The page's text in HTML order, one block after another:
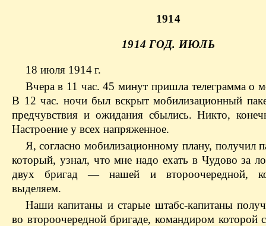
1914
1914 ГОД. ИЮЛЬ
18 июля 1914 г.
Вчера в 11 час. 45 минут пришла телеграмма о
В 12 час. ночи был вскрыт мобилизационный
предчувствия и ожидания сбылись. Никто,
Настроение у всех напряженное.
Я, согласно мобилизационному плану, получил
который, узнал, что мне надо ехать в Чудово за
двух бригад — нашей и второочередной,
выделяем.
Наши капитаны и старые штабс-капитаны
во второ­очередной бригаде, командиром которой